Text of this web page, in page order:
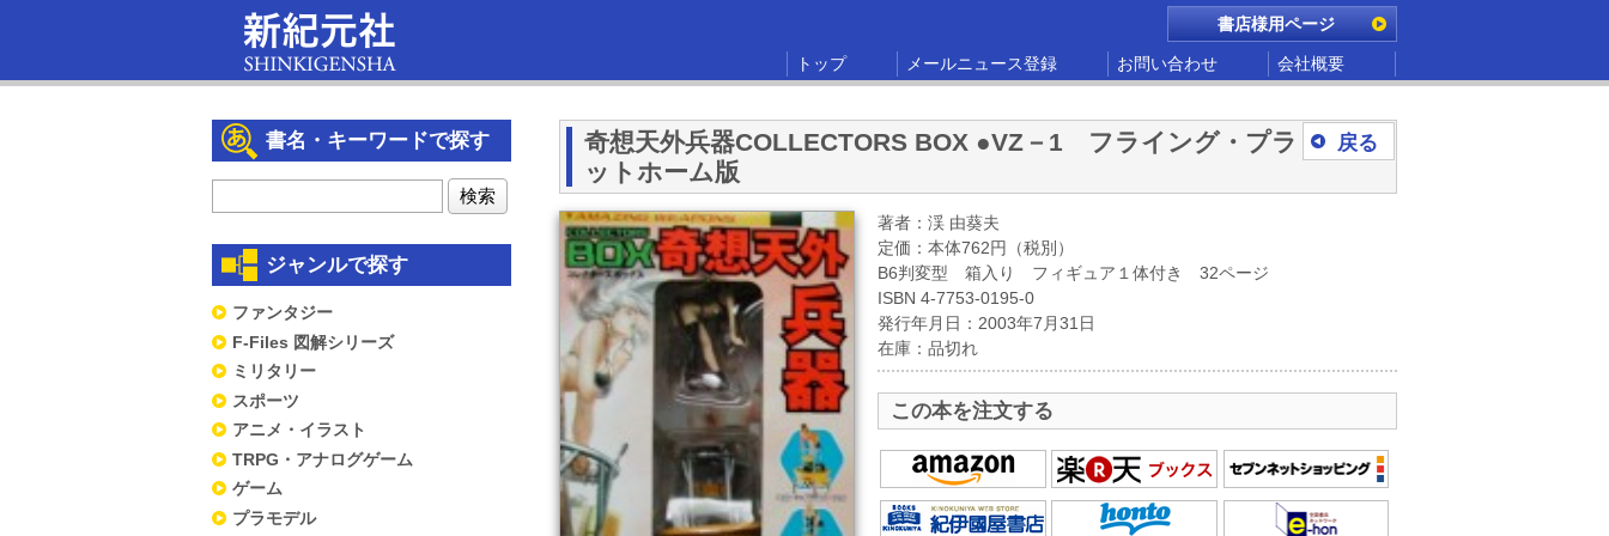
書店様用ページ
トップ メールニュース登録 お問い合わせ 会社概要
戻る
奇想天外兵器COLLECTORS BOX ●VZ－1 フライング・プラ
ットホーム版
著者：渓 由葵夫
定価：本体762円（税別）
B6判変型 箱入り フィギュア１体付き 32ページ
ISBN 4-7753-0195-0
発行年月日：2003年7月31日
在庫：品切れ
この本を注文する
書名・キーワードで探す
ジャンルで探す
ファンタジー
F-Files 図解シリーズ
ミリタリー
スポーツ
アニメ・イラスト
TRPG・アナログゲーム
ゲーム
プラモデル